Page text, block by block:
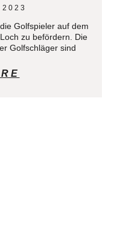
Golfspieler auf dem
zu befördern. Die
Golfschläger sind